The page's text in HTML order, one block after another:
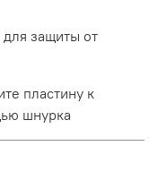
защиты от
пластину к
шнурка